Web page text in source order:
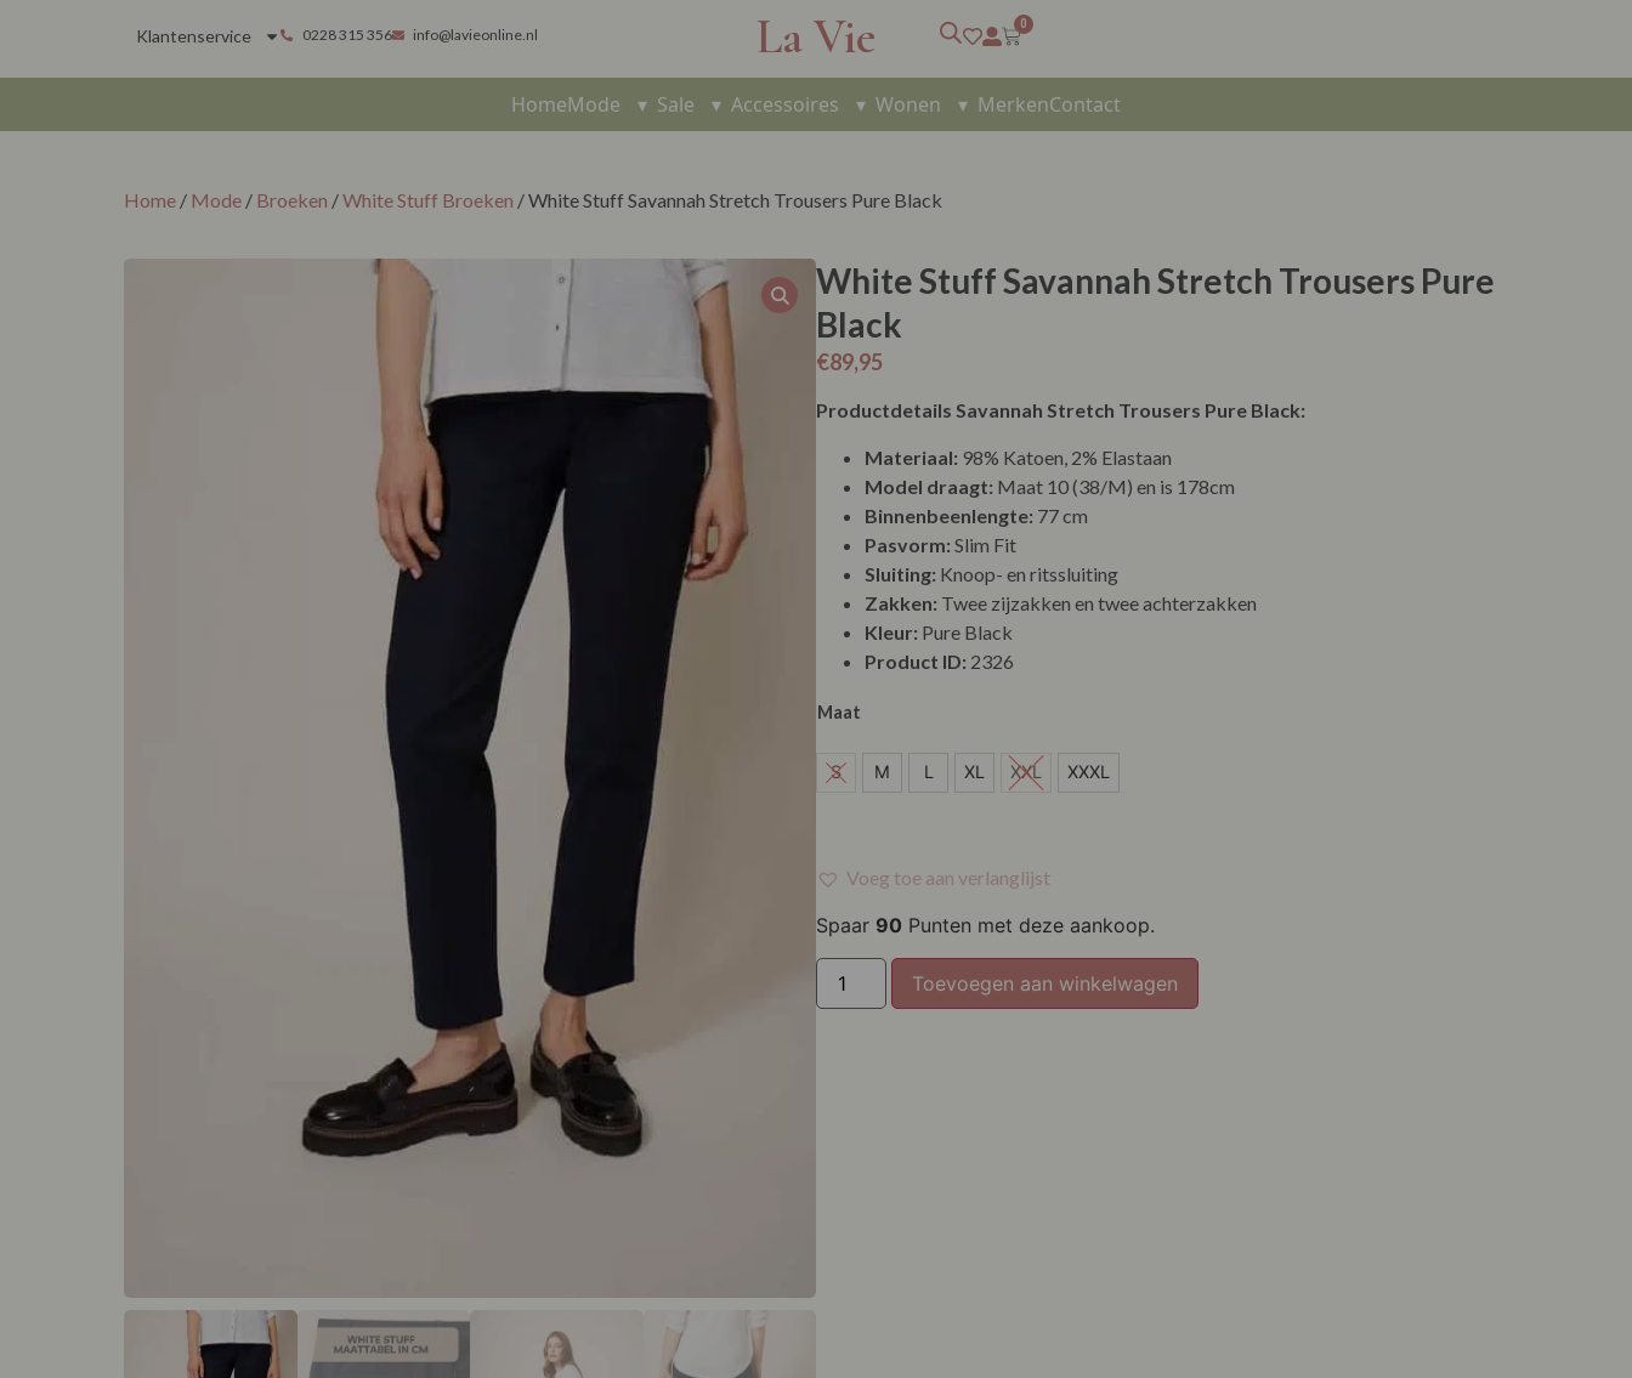
Klantenservice 0228 315 356 info@lavieonline.nl La Vie 0
HomeMode ▾ Sale ▾ Accessoires ▾ Wonen ▾ MerkenContact
Home / Mode / Broeken /White Stuff Broeken / White Stuff Savannah Stretch Trousers Pure Black
White Stuff Savannah Stretch Trousers Pure
Black
€89,95
Productdetails Savannah Stretch Trousers Pure Black:
Materiaal: 98% Katoen, 2% Elastaan
Model draagt: Maat 10 (38/M) en is 178cm
Binnenbeenlengte: 77 cm
Pasvorm: Slim Fit
Sluiting: Knoop- en ritssluiting
Zakken: Twee zijzakken en twee achterzakken
Kleur: Pure Black
Product ID: 2326
Maat
S
XXL
XXXL
S M L XL XXL XXXL
Voeg toe aan verlanglijst
Spaar 90 Punten met deze aankoop.
Toevoegen aan winkelwagen